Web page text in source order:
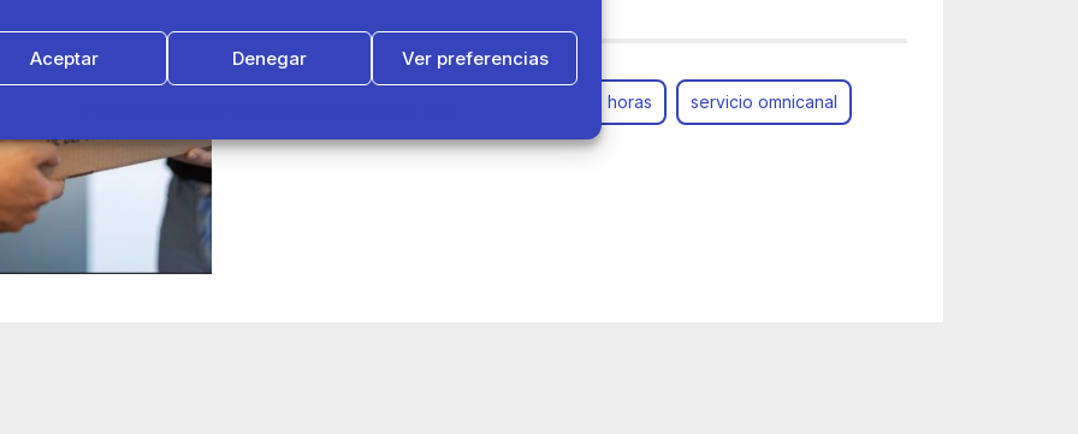
Aceptar Denegar Ver preferencias
envío en dos horas servicio omnicanal